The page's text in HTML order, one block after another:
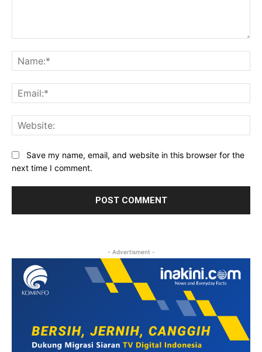
Save my name, email, and website in this browser for the
next time I comment.
- Advertisment -